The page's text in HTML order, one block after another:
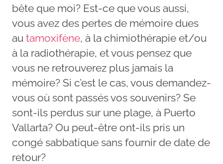
bête que moi? Est-ce que vous aussi,
vous avez des pertes de mémoire dues
au tamoxifène, à la chimiothérapie et/ou
à la radiothérapie, et vous pensez que
vous ne retrouverez plus jamais la
mémoire? Si c’est le cas, vous demandez-
vous où sont passés vos souvenirs? Se
sont-ils perdus sur une plage, à Puerto
Vallarta? Ou peut-être ont-ils pris un
congé sabbatique sans fournir de date de
retour?